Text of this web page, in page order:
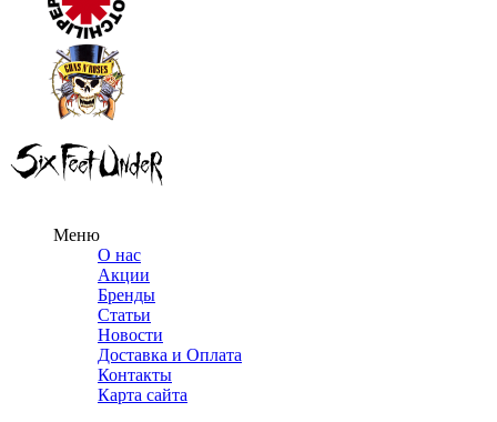
Меню
О нас
Акции
Бренды
Статьи
Новости
Доставка и Оплата
Контакты
Карта сайта